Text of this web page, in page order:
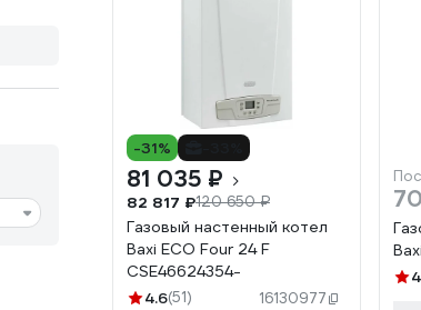
-31%
81 035 ₽
82 817 ₽120 650 ₽
Газовый настенный котел
Baxi ECO Four 24 F
CSE46624354-
4.6(51) 16130977